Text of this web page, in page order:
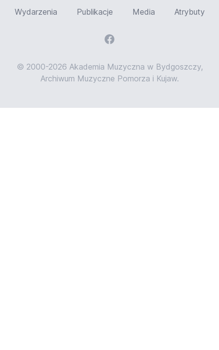
Wydarzenia Publikacje Media Atrybuty
© 2000-2026 Akademia Muzyczna w Bydgoszczy,
Archiwum Muzyczne Pomorza i Kujaw.